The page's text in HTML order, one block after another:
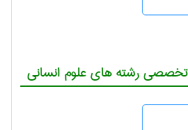
رشته های علوم انسانی